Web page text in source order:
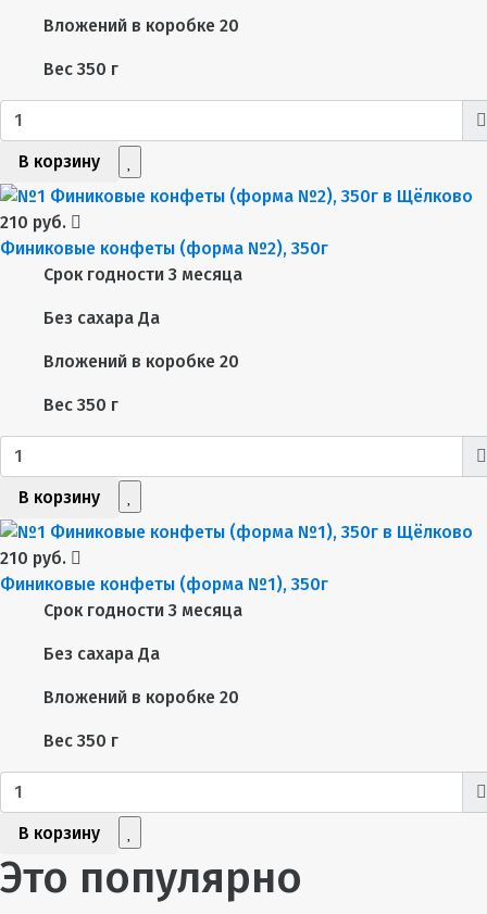
Вложений в коробке 20
Вес 350 г
В корзину
210 руб.
Финиковые конфеты (форма №2), 350г
Срок годности 3 месяца
Без сахара Да
Вложений в коробке 20
Вес 350 г
В корзину
210 руб.
Финиковые конфеты (форма №1), 350г
Срок годности 3 месяца
Без сахара Да
Вложений в коробке 20
Вес 350 г
В корзину
Это популярно